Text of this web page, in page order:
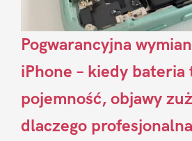
Pogwarancyjna
iPhone – kiedy bateria
pojemność, objawy
dlaczego